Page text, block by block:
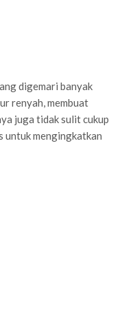
digemari banyak
renyah, membuat
juga tidak sulit cukup
untuk mengingkatkan